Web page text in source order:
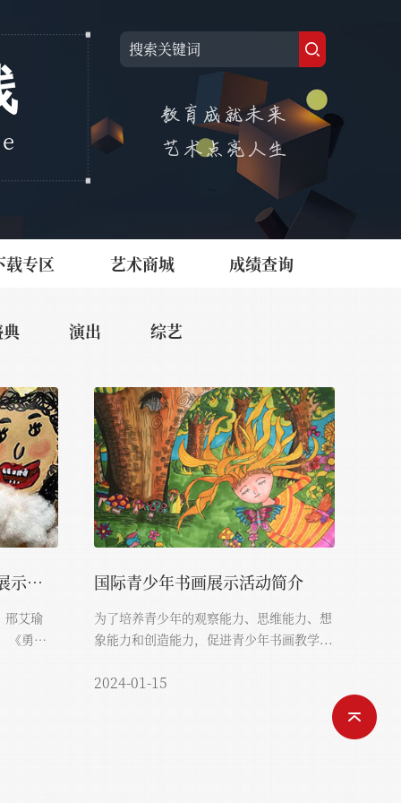
载专区 艺术商城 成绩查询
演出 综艺
第八届中国国际少儿书画展示活动
邢艾瑜
《勇
国际青少年书画展示活动简介
为了培养青少年的观察能力、思维能力、想
象能力和创造能力，促进青少年书画教学...
2024-01-15